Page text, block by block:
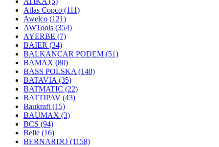
Atlas Copco (111)
Awelco (121)
AWTools (354)
AYERBE (7)
BAIER (34)
BALKANCAR PODEM (51)
BAMAX (80)
BASS POLSKA (140)
BATAVIA (35)
BATMATIC (22)
BATTIPAV (43)
Baukraft (15)
BAUMAX (3)
BCS (94)
Belle (16)
BERNARDO (1158)